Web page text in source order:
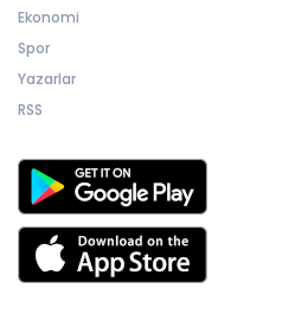
Ekonomi
Spor
Yazarlar
RSS